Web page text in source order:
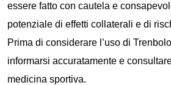
essere fatto con cautela e
potenziale di effetti collaterali e di
Prima di considerare l’uso di
informarsi accuratamente e
medicina sportiva.